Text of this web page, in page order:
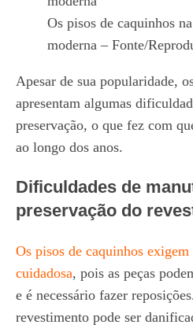
Os pisos de caquinhos
moderna – Fonte/
Apesar de sua popularidade,
apresentam algumas
preservação, o que fez com
ao longo dos anos.
Dificuldades de
preservação do
Os pisos de caquinhos
cuidadosa, pois as peças
e é necessário fazer
revestimento pode ser